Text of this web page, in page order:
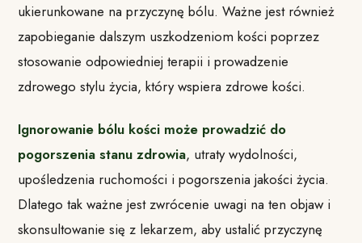
ukierunkowane na przyczynę bólu. Ważne jest również
zapobieganie dalszym uszkodzeniom kości poprzez
stosowanie odpowiedniej terapii i prowadzenie
zdrowego stylu życia, który wspiera zdrowe kości.
Ignorowanie bólu kości może prowadzić do
pogorszenia stanu zdrowia, utraty wydolności,
upośledzenia ruchomości i pogorszenia jakości życia.
Dlatego tak ważne jest zwrócenie uwagi na ten objaw i
skonsultowanie się z lekarzem, aby ustalić przyczynę